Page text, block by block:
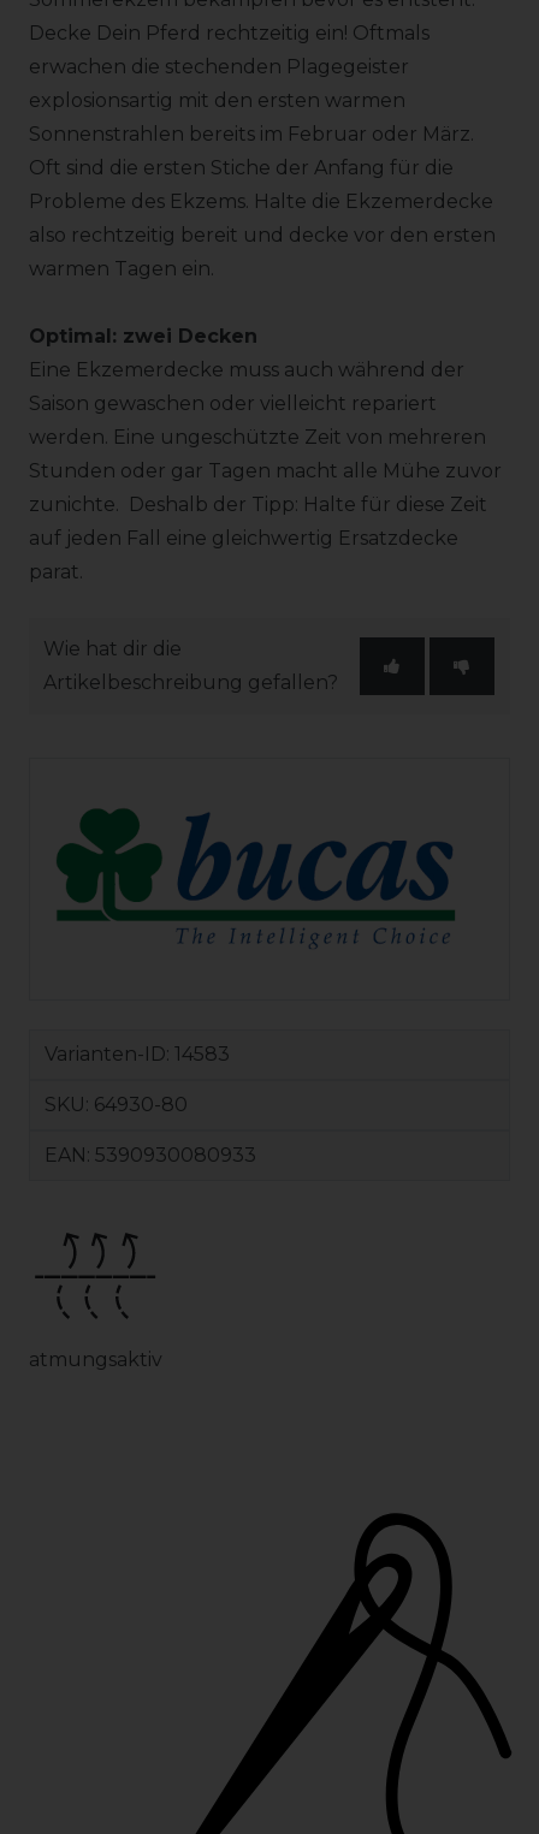
Decke Dein Pferd rechtzeitig ein! Oftmals
erwachen die stechenden Plagegeister
explosionsartig mit den ersten warmen
Sonnenstrahlen bereits im Februar oder März.
Oft sind die ersten Stiche der Anfang für die
Probleme des Ekzems. Halte die Ekzemerdecke
also rechtzeitig bereit und decke vor den ersten
warmen Tagen ein.
Optimal: zwei Decken
Eine Ekzemerdecke muss auch während der
Saison gewaschen oder vielleicht repariert
werden. Eine ungeschützte Zeit von mehreren
Stunden oder gar Tagen macht alle Mühe zuvor
zunichte. Deshalb der Tipp: Halte für diese Zeit
auf jeden Fall eine gleichwertig Ersatzdecke
parat.
Wie hat dir die
Artikelbeschreibung gefallen?
Varianten-ID: 14583
SKU: 64930-80
EAN: 5390930080933
atmungsaktiv